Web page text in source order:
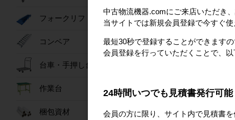
カ
フォークリフトスロープ
コンベア
台車・手押し台車
作業台
梱包資材
中古物流機器.comにご来店いただき
当サイトでは新規会員登録で今すぐ使
最短30秒で登録することができます
会員登録を行っていただくことで、
24時間いつでも見積書発行可能
会員の方に限り、サイト内で見積書